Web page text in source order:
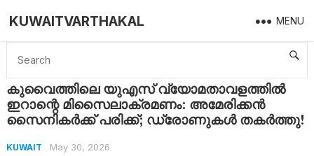
KUWAITVARTHAKAL MENU
Home Kuwait കുവൈത്തിലെ യുഎസ് വ്യോമതാവളത്തിൽ ഇറാന്റെ മിസൈലാക്രമണം: അമേരിക്കൻ സൈനികർക്ക് പരിക്ക്; ഡ്രോണുകൾ തകർത്തു!
കുവൈത്തിലെ യുഎസ് വ്യോമതാവളത്തിൽ
ഇറാന്റെ മിസൈലാക്രമണം: അമേരിക്കൻ
സൈനികർക്ക് പരിക്ക്; ഡ്രോണുകൾ തകർത്തു!
KUWAIT May 30, 2026